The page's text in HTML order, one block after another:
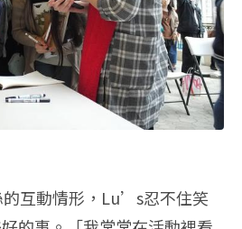
互動情形，Lu’s忍不住笑